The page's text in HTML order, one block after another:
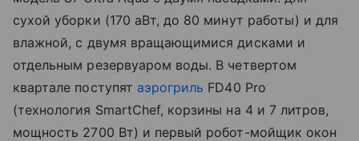
сухой уборки (170 аВт, до 80 минут работы) и для
влажной, с двумя вращающимися дисками и
отдельным резервуаром воды. В четвертом
квартале поступят аэрогриль FD40 Pro
(технология SmartChef, корзины на 4 и 7 литров,
мощность 2700 Вт) и первый робот-мойщик окон